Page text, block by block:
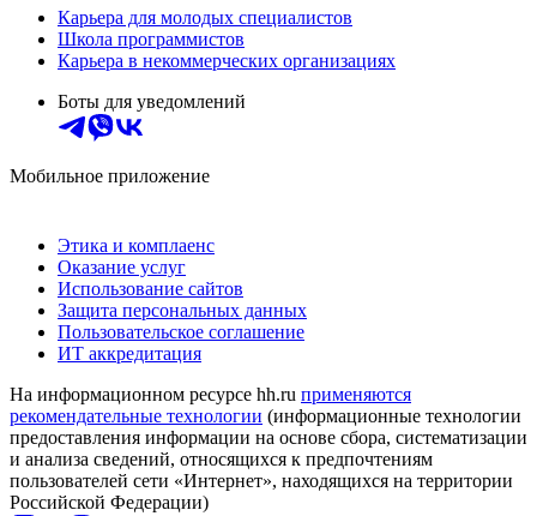
Карьера для молодых специалистов
Школа программистов
Карьера в некоммерческих организациях
Боты для уведомлений
Мобильное приложение
Этика и комплаенс
Оказание услуг
Использование сайтов
Защита персональных данных
Пользовательское соглашение
ИТ аккредитация
На информационном ресурсе hh.ru применяются
рекомендательные технологии (информационные технологии
предоставления информации на основе сбора, систематизации
и анализа сведений, относящихся к предпочтениям
пользователей сети «Интернет», находящихся на территории
Российской Федерации)